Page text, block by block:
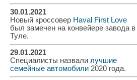
Daewoo Dodge Dongfeng
Ferrari Fiat Ford
30.01.2021
Новый кроссовер Haval First Love
был замечен на конвейере завода в
Туле.
29.01.2021
Специалисты назвали лучшие
семейные автомобили 2020 года.